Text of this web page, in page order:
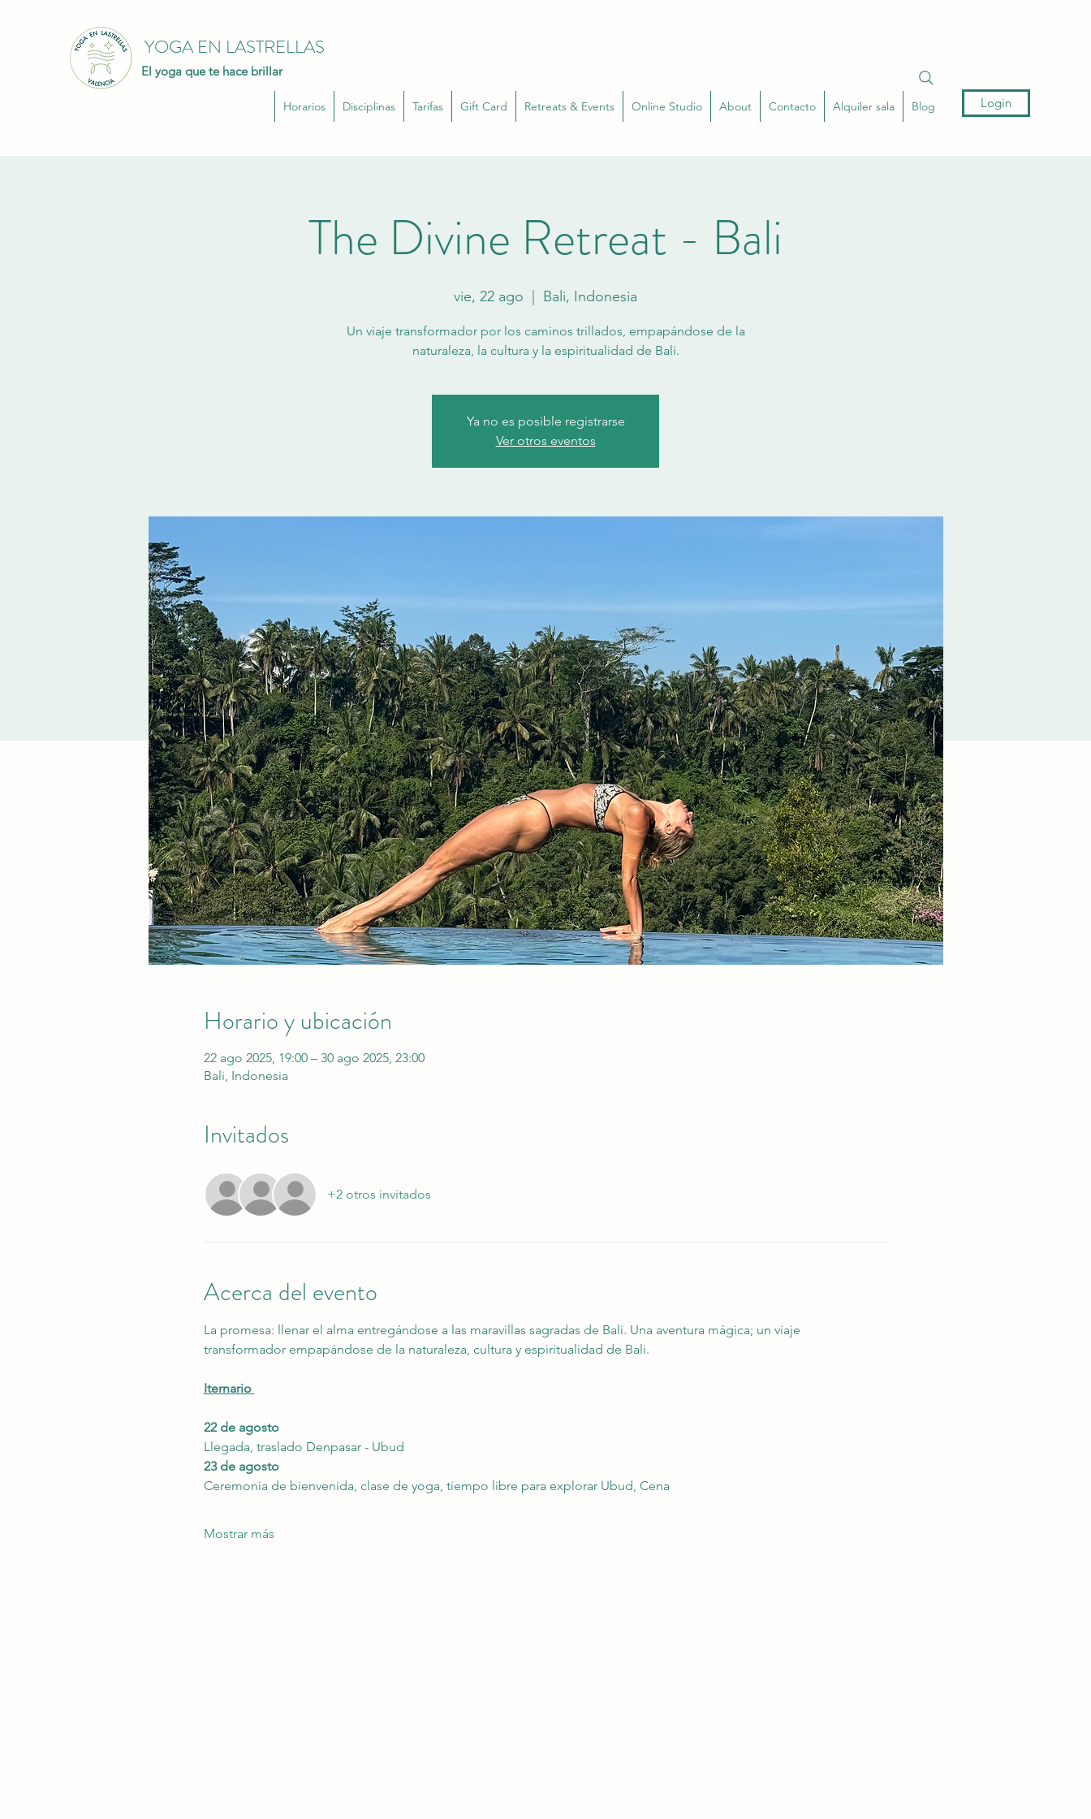
YOGA EN LASTRELLAS
El yoga que te hace brillar
Login
Horarios Disciplinas Tarifas Gift Card Retreats & Events Online Studio About Contacto Alquiler sala Blog
The Divine Retreat - Bali
vie, 22 ago Bali, Indonesia
Un viaje transformador por los caminos trillados, empapándose de la
naturaleza, la cultura y la espiritualidad de Bali.
Ya no es posible registrarse
Ver otros eventos
Horario y ubicación
22 ago 2025, 19:00 – 30 ago 2025, 23:00
Bali, Indonesia
Invitados
+2 otros invitados
Acerca del evento
La promesa: llenar el alma entregándose a las maravillas sagradas de Bali. Una aventura mágica; un viaje
transformador empapándose de la naturaleza, cultura y espiritualidad de Bali.
Iternario
22 de agosto
Llegada, traslado Denpasar - Ubud
23 de agosto
Ceremonia de bienvenida, clase de yoga, tiempo libre para explorar Ubud, Cena
Mostrar más